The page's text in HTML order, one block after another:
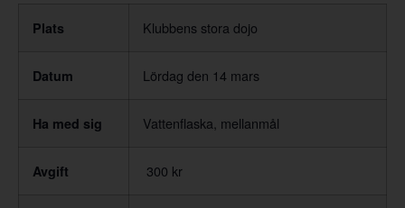
Plats Klubbens stora dojo
Datum Lördag den 14 mars
Ha med sig Vattenflaska, mellanmål
Avgift 300 kr